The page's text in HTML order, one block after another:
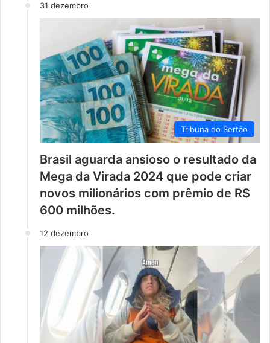
31 dezembro
Tribuna do Sertão
Brasil aguarda ansioso o resultado da
Mega da Virada 2024 que pode criar
novos milionários com prêmio de R$
600 milhões.
12 dezembro